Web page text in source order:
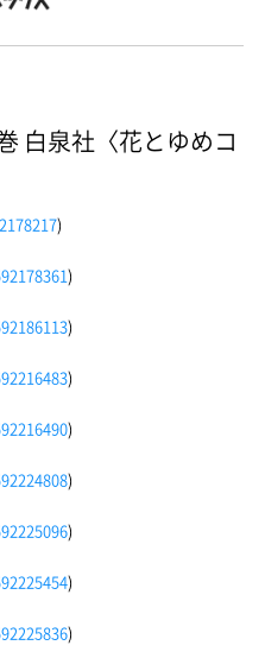
白泉社〈花とゆめコ
)
)
)
)
)
)
)
)
)